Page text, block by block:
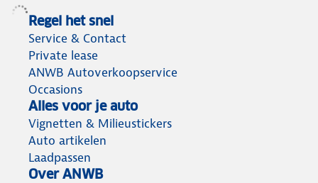
Regel het snel
Service & Contact
Private lease
ANWB Autoverkoopservice
Occasions
Alles voor je auto
Vignetten & Milieustickers
Auto artikelen
Laadpassen
Over ANWB